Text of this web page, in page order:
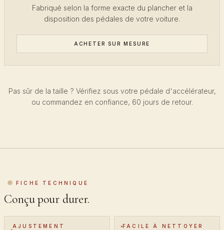
Fabriqué selon la forme exacte du plancher et la
disposition des pédales de votre voiture.
ACHETER SUR MESURE
Pas sûr de la taille ? Vérifiez sous votre pédale d'accélérateur,
ou commandez en confiance, 60 jours de retour.
FICHE TECHNIQUE
Conçu pour durer.
AJUSTEMENT
FACILE À NETTOYER